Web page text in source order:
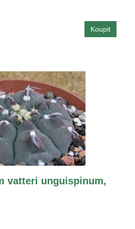
vatteri unguispinum,